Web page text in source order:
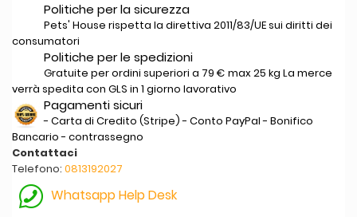
Politiche per la sicurezza
Pets' House rispetta la direttiva 2011/83/UE sui diritti dei
consumatori
Politiche per le spedizioni
Gratuite per ordini superiori a 79 € max 25 kg La merce
verrà spedita con GLS in 1 giorno lavorativo
Pagamenti sicuri
- Carta di Credito (Stripe) - Conto PayPal - Bonifico
Bancario - contrassegno
Contattaci
Telefono: 0813192027
Whatsapp Help Desk